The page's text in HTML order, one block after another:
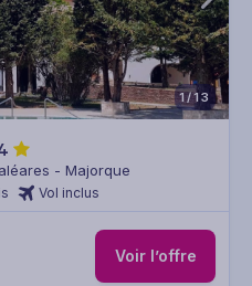
1/13
- Majorque
Vol inclus
Voir l’offre